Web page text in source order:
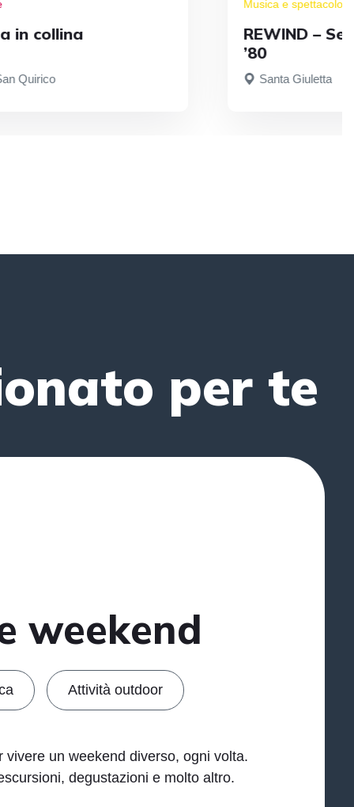
in collina
Quirico
Musica e spettacolo
REWIND –
’80
Santa Giuletta
per te
weekend
Attività outdoor
vivere un weekend diverso, ogni volta.
degustazioni e molto altro.